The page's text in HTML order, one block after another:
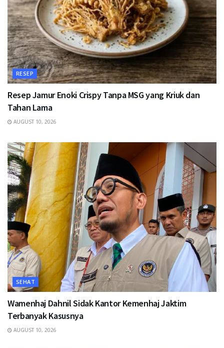
RESEP
Resep Jamur Enoki Crispy Tanpa MSG yang Kriuk dan
Tahan Lama
AUGUST 10, 2026
SEHAT
Wamenhaj Dahnil Sidak Kantor Kemenhaj Jaktim
Terbanyak Kasusnya
AUGUST 10, 2026